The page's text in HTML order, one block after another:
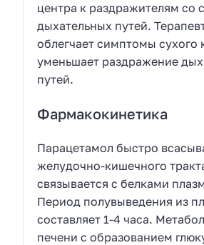
центра к раздражителям со
дыхательных путей.
облегчает симптомы сухого
уменьшает раздражение
путей.
Фармакокинетика
Парацетамол быстро
желудочно-кишечного
связывается с белками
Период полувыведения из
составляет 1-4 часа.
печени с образованием